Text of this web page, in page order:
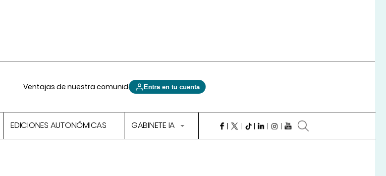
Ventajas de nuestra comunidad Entra en tu cuenta
EDICIONES AUTONÓMICAS GABINETE IA